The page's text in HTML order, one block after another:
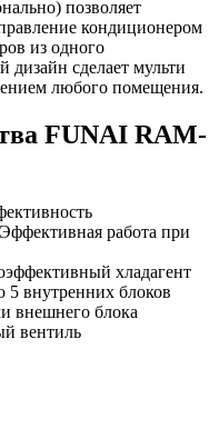
позволяет
кондиционером
из одного
дизайн сделает мульти
любого помещения.
FUNAI RAM-
работа при
хладагент
внутренних блоков
внешнего блока
вентиль